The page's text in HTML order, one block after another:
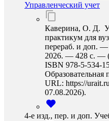
Управленческий учет
Каверина, О. Д.
практикум для
перераб. и доп.
2026. — 428 с. —
ISBN 978-5-534-
URL: https://
07.08.2026).
4-е изд., пер. и доп.